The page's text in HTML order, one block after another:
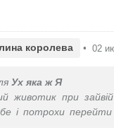
королева • 02
Ух яка ж Я
животик при
і потрохи перейти